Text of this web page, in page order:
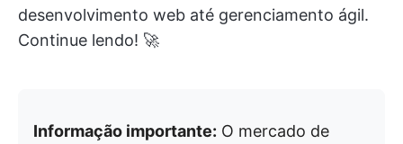
desenvolvimento web até gerenciamento ágil.
Continue lendo! 🚀
Informação importante: O mercado de